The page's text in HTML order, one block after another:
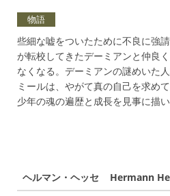
物語
些細な嘘をついたために不良に強
が転校してきたデーミアンと仲良
なくなる。デーミアンの謎めいた
ミールは、やがて真の自己を求め
少年の魂の遍歴と成長を見事に描い
ヘルマン・ヘッセ Hermann